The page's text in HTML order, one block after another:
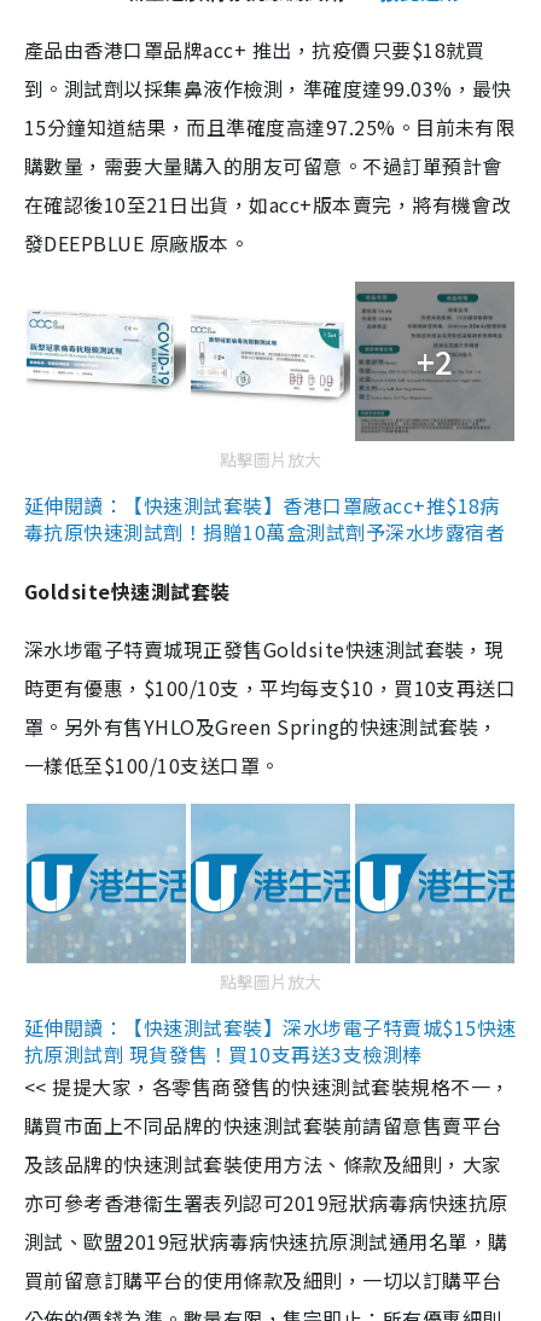
產品由香港口罩品牌acc+ 推出，抗疫價只要$18就買
到。測試劑以採集鼻液作檢測，準確度達99.03%，最快
15分鐘知道結果，而且準確度高達97.25%。目前未有限
購數量，需要大量購入的朋友可留意。不過訂單預計會
在確認後10至21日出貨，如acc+版本賣完，將有機會改
發DEEPBLUE 原廠版本。
+2
點擊圖片放大
延伸閱讀：【快速測試套裝】香港口罩廠acc+推$18病
毒抗原快速測試劑！捐贈10萬盒測試劑予深水埗露宿者
Goldsite快速測試套裝
深水埗電子特賣城現正發售Goldsite快速測試套裝，現
時更有優惠，$100/10支，平均每支$10，買10支再送口
罩。另外有售YHLO及Green Spring的快速測試套裝，
一樣低至$100/10支送口罩。
點擊圖片放大
延伸閱讀：【快速測試套裝】深水埗電子特賣城$15快速
抗原測試劑 現貨發售！買10支再送3支檢測棒
<< 提提大家，各零售商發售的快速測試套裝規格不一，
購買市面上不同品牌的快速測試套裝前請留意售賣平台
及該品牌的快速測試套裝使用方法、條款及細則，大家
亦可參考香港衞生署表列認可2019冠狀病毒病快速抗原
測試、歐盟2019冠狀病毒病快速抗原測試通用名單，購
買前留意訂購平台的使用條款及細則，一切以訂購平台